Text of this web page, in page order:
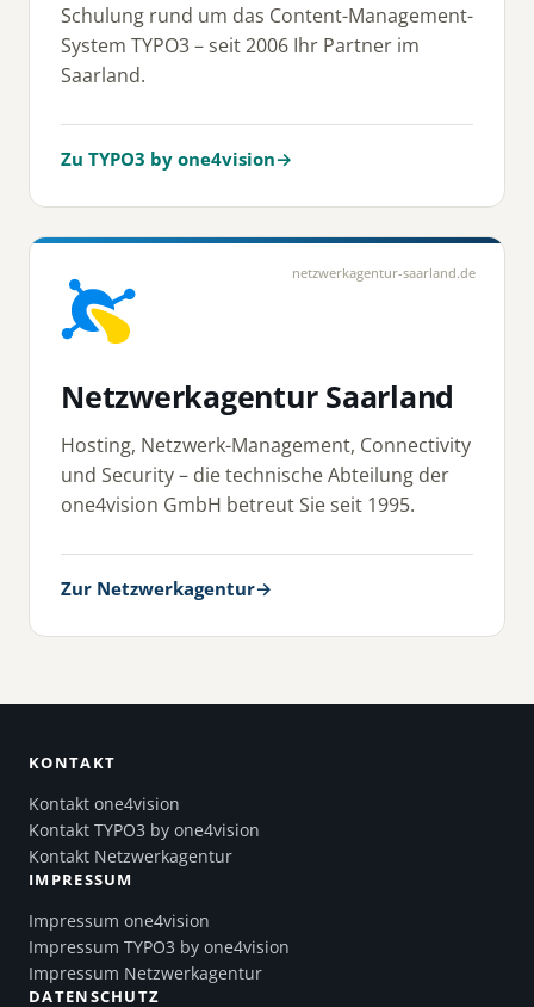
Schulung rund um das Content-Management-
System TYPO3 – seit 2006 Ihr Partner im
Saarland.
Zu TYPO3 by one4vision→
netzwerkagentur-saarland.de
Netzwerkagentur Saarland
Hosting, Netzwerk-Management, Connectivity
und Security – die technische Abteilung der
one4vision GmbH betreut Sie seit 1995.
Zur Netzwerkagentur→
KONTAKT
Kontakt one4vision
Kontakt TYPO3 by one4vision
Kontakt Netzwerkagentur
IMPRESSUM
Impressum one4vision
Impressum TYPO3 by one4vision
Impressum Netzwerkagentur
DATENSCHUTZ